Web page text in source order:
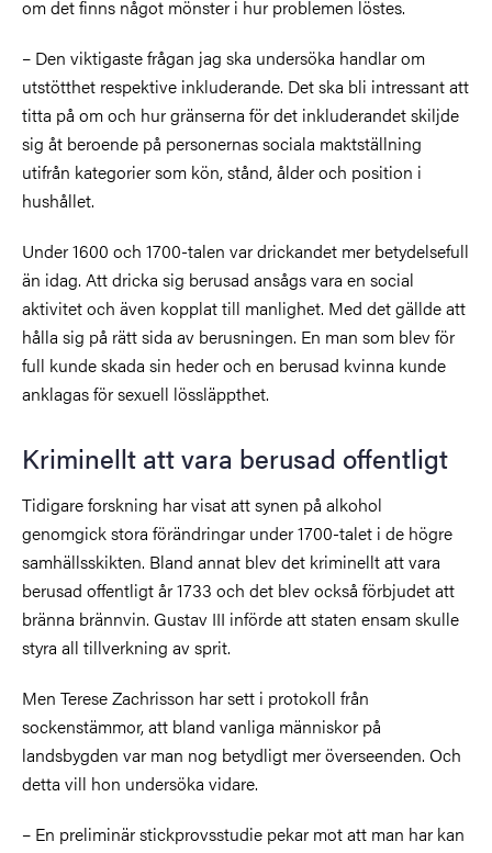
om det finns något mönster i hur problemen löstes.
– Den viktigaste frågan jag ska undersöka handlar om
utstötthet respektive inkluderande. Det ska bli intressant att
titta på om och hur gränserna för det inkluderandet skiljde
sig åt beroende på personernas sociala maktställning
utifrån kategorier som kön, stånd, ålder och position i
hushållet.
Under 1600 och 1700-talen var drickandet mer betydelsefull
än idag. Att dricka sig berusad ansågs vara en social
aktivitet och även kopplat till manlighet. Med det gällde att
hålla sig på rätt sida av berusningen. En man som blev för
full kunde skada sin heder och en berusad kvinna kunde
anklagas för sexuell lössläppthet.
Kriminellt att vara berusad offentligt
Tidigare forskning har visat att synen på alkohol
genomgick stora förändringar under 1700-talet i de högre
samhällsskikten. Bland annat blev det kriminellt att vara
berusad offentligt år 1733 och det blev också förbjudet att
bränna brännvin. Gustav III införde att staten ensam skulle
styra all tillverkning av sprit.
Men Terese Zachrisson har sett i protokoll från
sockenstämmor, att bland vanliga människor på
landsbygden var man nog betydligt mer överseenden. Och
detta vill hon undersöka vidare.
– En preliminär stickprovsstudie pekar mot att man har kan